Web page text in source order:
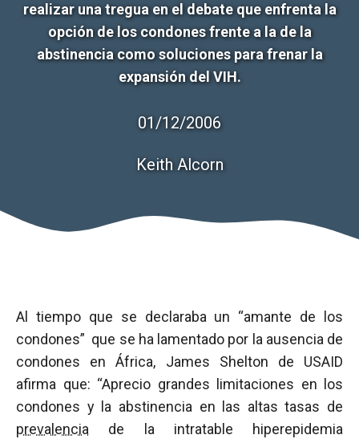
realizar una tregua en el debate que enfrenta la
opción de los condones frente a la de la
abstinencia como soluciones para frenar la
expansión del VIH.
01/12/2006
Keith Alcorn
Al tiempo que se declaraba un “amante de los
condones” que se ha lamentado por la ausencia de
condones en África, James Shelton de USAID
afirma que: “Aprecio grandes limitaciones en los
condones y la abstinencia en las altas tasas de
prevalencia de la intratable hiperepidemia